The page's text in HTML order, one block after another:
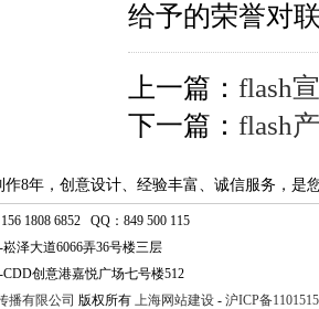
给予的荣誉对
上一篇： flash
下一篇： flash
8年，创意设计、经验丰富、诚信服务，是
1808 6852 QQ：849 500 115
泽大道6066弄36号楼三层
创意港嘉悦广场七号楼512
播有限公司 版权所有 上海网站建设 - 沪ICP备